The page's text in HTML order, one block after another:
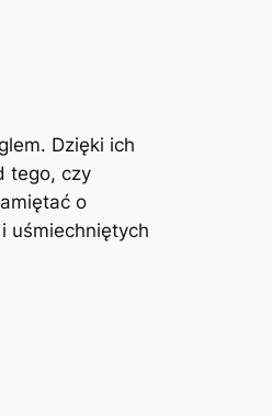
Dzięki ich
tego, czy
o
‍uśmiechniętych